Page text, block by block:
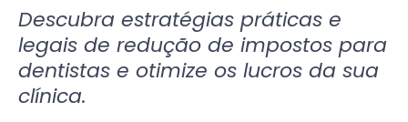
Descubra estratégias práticas e
legais de redução de impostos para
dentistas e otimize os lucros da sua
clínica.